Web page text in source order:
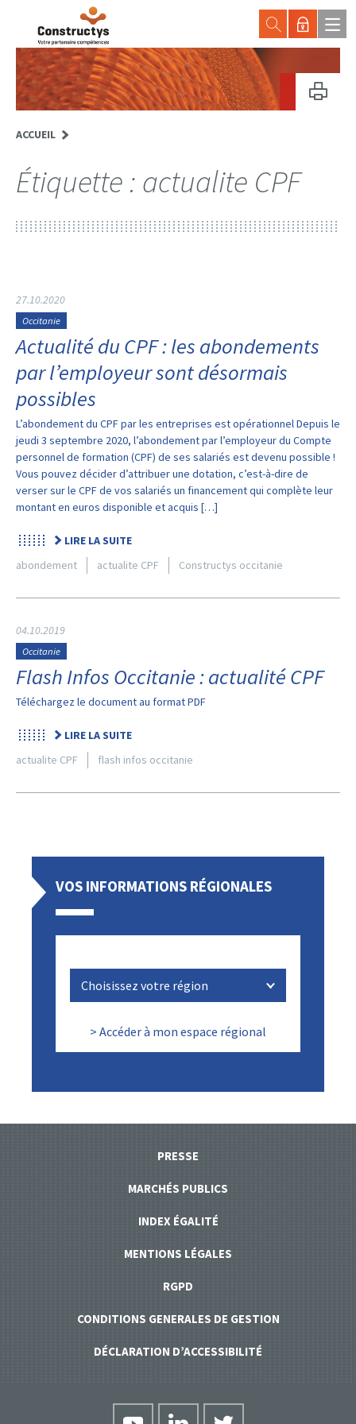
ACCUEIL
Étiquette : actualite CPF
27.10.2020
Occitanie
Actualité du CPF : les abondements
par l’employeur sont désormais
possibles
L’abondement du CPF par les entreprises est opérationnel Depuis le
jeudi 3 septembre 2020, l’abondement par l’employeur du Compte
personnel de formation (CPF) de ses salariés est devenu possible !
Vous pouvez décider d’attribuer une dotation, c’est-à-dire de
verser sur le CPF de vos salariés un financement qui complète leur
montant en euros disponible et acquis […]
LIRE LA SUITE
abondement
actualite CPF Constructys occitanie
04.10.2019
Occitanie
Flash Infos Occitanie : actualité CPF
Téléchargez le document au format PDF
LIRE LA SUITE
actualite CPF
flash infos occitanie
VOS INFORMATIONS RÉGIONALES
> Accéder à mon espace régional
PRESSE
MARCHÉS PUBLICS
INDEX ÉGALITÉ
MENTIONS LÉGALES
RGPD
CONDITIONS GENERALES DE GESTION
DÉCLARATION D’ACCESSIBILITÉ